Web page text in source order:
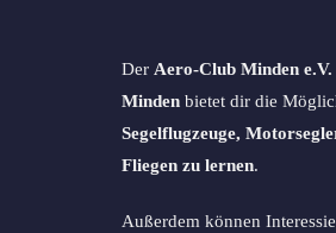
Der Aero-Club Minden e.V.
Minden bietet dir die
Segelflugzeuge,
Fliegen zu lernen.
Außerdem können